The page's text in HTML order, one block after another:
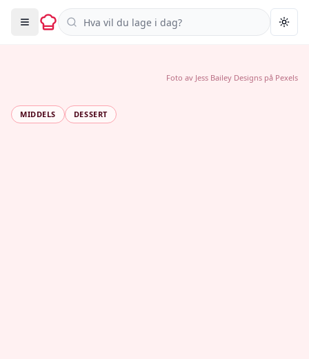
Søk i oppskrifter
MIDDELS DESSERT
Foto av Jess Bailey Designs på Pexels